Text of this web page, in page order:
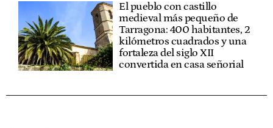
El pueblo con castillo
medieval más pequeño de
Tarragona: 400 habitantes, 2
kilómetros cuadrados y una
fortaleza del siglo XII
convertida en casa señorial